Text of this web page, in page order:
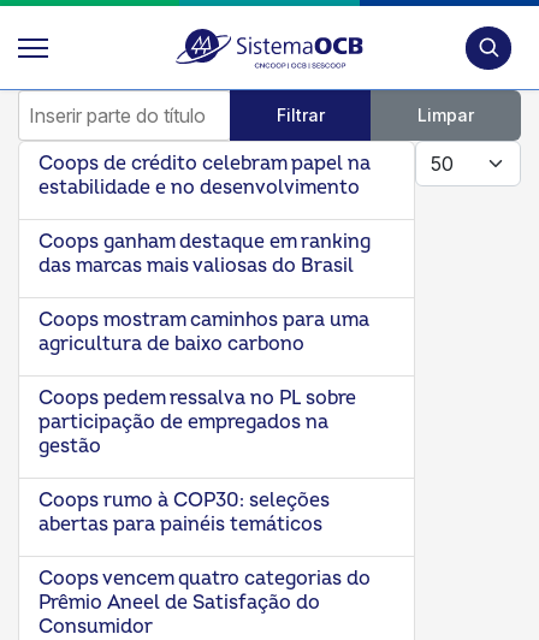
Inserir parte do título
Filtrar Limpar
Mostrar #
Coops de crédito celebram papel na
estabilidade e no desenvolvimento
Coops ganham destaque em ranking
das marcas mais valiosas do Brasil
Coops mostram caminhos para uma
agricultura de baixo carbono
Coops pedem ressalva no PL sobre
participação de empregados na
gestão
Coops rumo à COP30: seleções
abertas para painéis temáticos
Coops vencem quatro categorias do
Prêmio Aneel de Satisfação do
Consumidor